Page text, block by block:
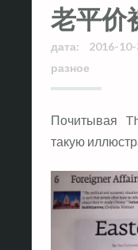
老平价
дата: 2016-10-
разное
Почитывая The Moscow Times наткнулся на
такую